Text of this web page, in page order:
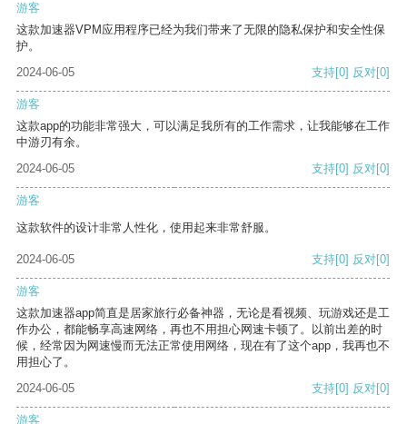
游客
这款加速器VPM应用程序已经为我们带来了无限的隐私保护和安全性保
护。
2024-06-05
支持[0] 反对[0]
游客
这款app的功能非常强大，可以满足我所有的工作需求，让我能够在工作
中游刃有余。
2024-06-05
支持[0] 反对[0]
游客
这款软件的设计非常人性化，使用起来非常舒服。
2024-06-05 支持[0] 反对[0]
游客
这款加速器app简直是居家旅行必备神器，无论是看视频、玩游戏还是工
作办公，都能畅享高速网络，再也不用担心网速卡顿了。以前出差的时
候，经常因为网速慢而无法正常使用网络，现在有了这个app，我再也不
用担心了。
2024-06-05
支持[0] 反对[0]
游客